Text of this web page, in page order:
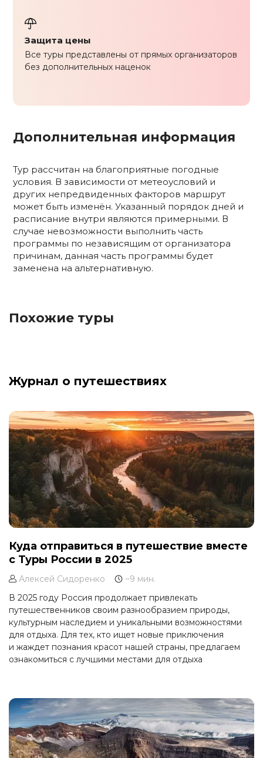
Защита цены
Все туры представлены от прямых организаторов
без дополнительных наценок
Дополнительная информация
Тур рассчитан на благоприятные погодные
условия. В зависимости от метеоусловий и
других непредвиденных факторов маршрут
может быть изменён. Указанный порядок дней и
расписание внутри являются примерными. В
случае невозможности выполнить часть
программы по независящим от организатора
причинам, данная часть программы будет
заменена на альтернативную.
Похожие туры
Журнал о путешествиях
Куда отправиться в путешествие вместе
с Туры России в 2025
Алексей Сидоренко
~9 мин.
В 2025 году Россия продолжает привлекать
путешественников своим разнообразием природы,
культурным наследием и уникальными возможностями
для отдыха. Для тех, кто ищет новые приключения
и жаждет познания красот нашей страны, предлагаем
ознакомиться с лучшими местами для отдыха